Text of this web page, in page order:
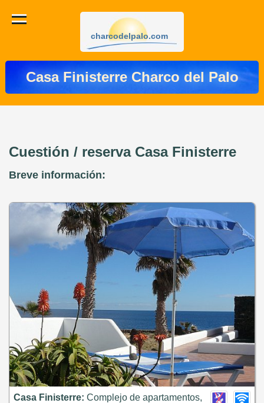
charcodelpalo.com
Casa Finisterre Charco del Palo
Cuestión / reserva Casa Finisterre
Breve información:
Casa Finisterre: Complejo de apartamentos,